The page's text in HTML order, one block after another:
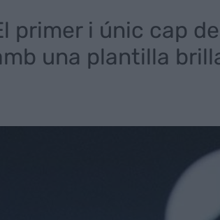
primer i únic cap
una plantilla